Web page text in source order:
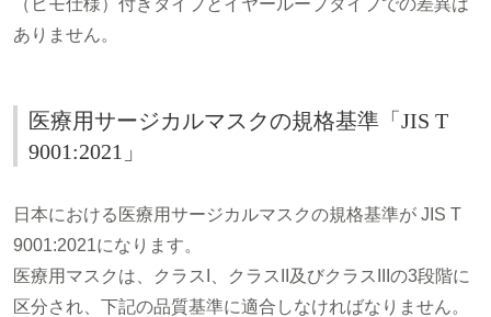
（ヒモ仕様）付きタイプとイヤーループタイプでの差異は
ありません。
医療用サージカルマスクの規格基準「JIS T
9001:2021」
日本における医療用サージカルマスクの規格基準が JIS T
9001:2021になります。
医療用マスクは、クラスI、クラスII及びクラスIIIの3段階に
区分され、下記の品質基準に適合しなければなりません。